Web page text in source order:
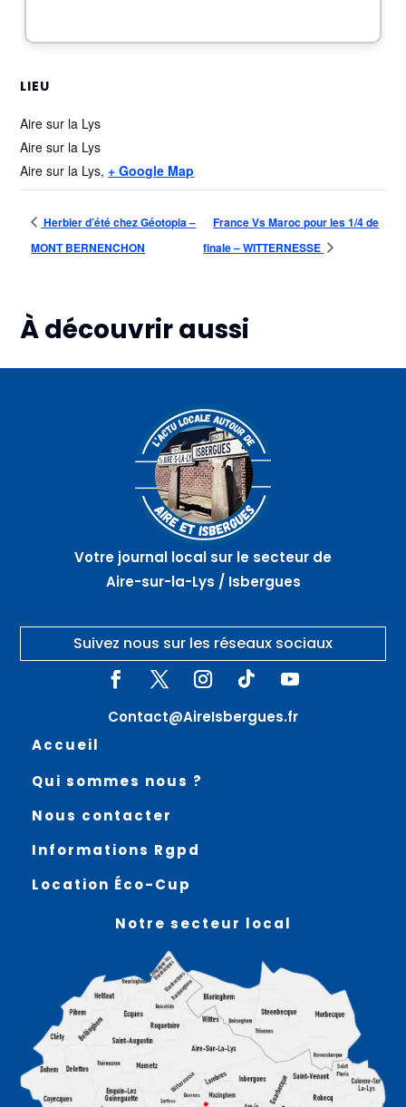
LIEU
Aire sur la Lys
Aire sur la Lys
Aire sur la Lys, + Google Map
Herbier d’été chez Géotopia –
MONT BERNENCHON
France Vs Maroc pour les 1/4 de
finale – WITTERNESSE
À découvrir aussi
GUARBECQUE
Plus d'informations
Atelier
nœuds
de
marinier
– AIRE
SUR
LA LYS
Plus d'informations
La
vieille
ville en
randonnée
–
THEROUANNE
Plus d'informations
Votre journal local sur le secteur de
Aire-sur-la-Lys / Isbergues
Suivez nous sur les réseaux sociaux
Contact@AireIsbergues.fr
Accueil
Qui sommes nous ?
Nous contacter
Informations Rgpd
Location Éco-Cup
Notre secteur local